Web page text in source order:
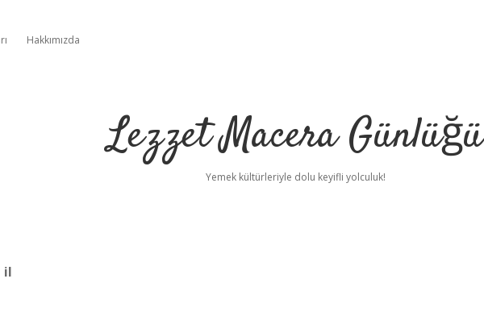
Hakkımızda
Lezzet Macera Günlüğü
Yemek kültürleriyle dolu keyifli yolculuk!
il